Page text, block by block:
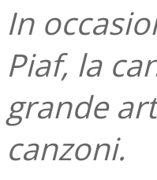
In
Piaf, la
grande
canzoni.